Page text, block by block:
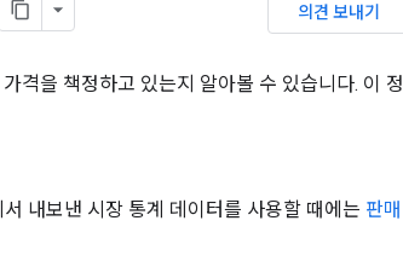
의견 보내기
격을 책정하고 있는지 알아볼 수 있습니다. 이 정
내보낸 시장 통계 데이터를 사용할 때에는 판매